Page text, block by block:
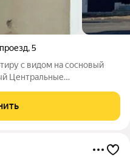
,5
с видом на сосновый
Центральные
в шаговой
маршрутки